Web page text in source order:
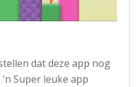
dat deze app nog
Super leuke app